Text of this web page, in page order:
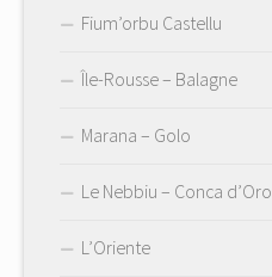
Fium’orbu Castellu
Île-Rousse – Balagne
Marana – Golo
Le Nebbiu – Conca d’Oro
L’Oriente